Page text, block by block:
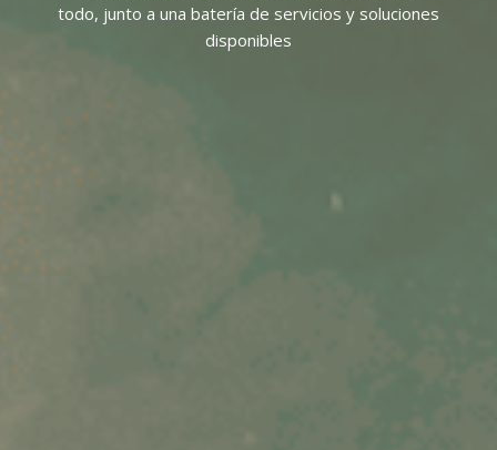
todo, junto a una batería de servicios y soluciones
disponibles